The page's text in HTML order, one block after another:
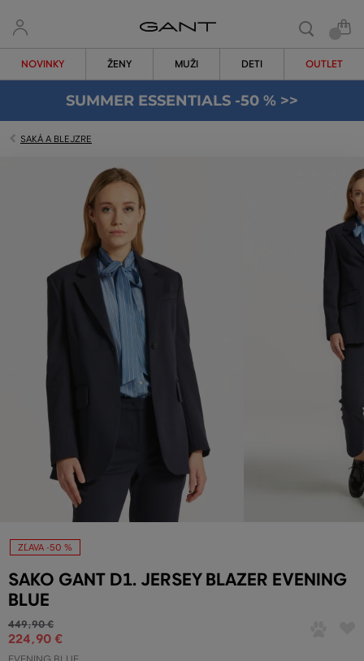
NOVINKY ŽENY MUŽI DETI OUTLET
SUMMER ESSENTIALS -50 % >>
SAKÁ A BLEJZRE
ZĽAVA -50 %
SAKO GANT D1. JERSEY BLAZER EVENING
BLUE
449,90 €
224,90 €